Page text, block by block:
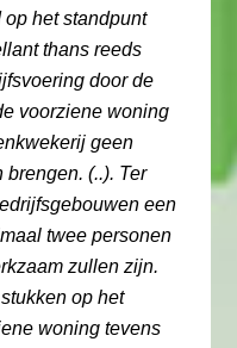
het standpunt
thans reeds
door de
voorziene woning
geen
brengen. (..). Ter
een
twee personen
zullen zijn.
op het
woning tevens